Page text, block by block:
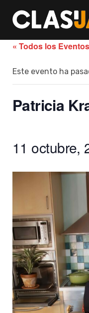
content
« Todos los Eventos
Este evento ha
Patricia
11 octubre,